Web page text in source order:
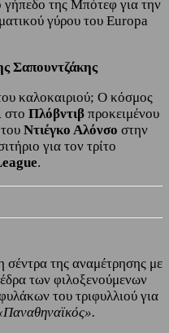
γήπεδο της Μπότεφ για την
γύρου του Europa
Σαπουντζάκης
καλοκαιριού; Ο κόσμος
στο Πλόβντιβ προκειμένου
Ντιέγκο Αλόνσο στην
για τον τρίτο
.
της αναμέτρησης με
των φιλοξενούμενων
του τριφυλλιού για